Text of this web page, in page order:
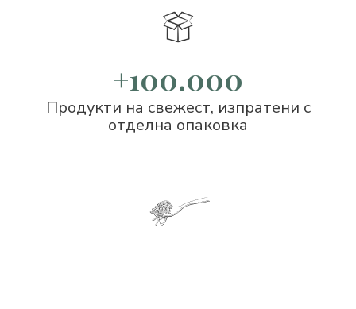
+100.000
Продукти на свежест, изпратени с
отделна опаковка